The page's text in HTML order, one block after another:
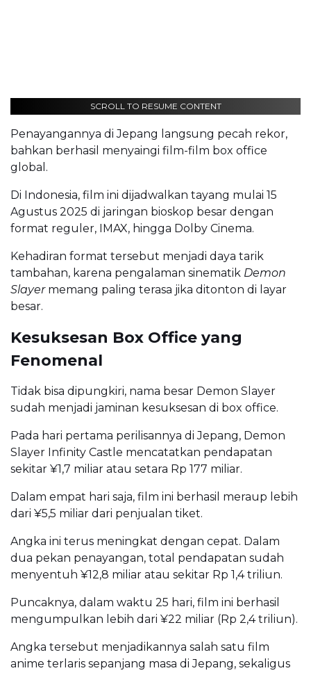
SCROLL TO RESUME CONTENT
Penayangannya di Jepang langsung pecah rekor,
bahkan berhasil menyaingi film-film box office
global.
Di Indonesia, film ini dijadwalkan tayang mulai 15
Agustus 2025 di jaringan bioskop besar dengan
format reguler, IMAX, hingga Dolby Cinema.
Kehadiran format tersebut menjadi daya tarik
tambahan, karena pengalaman sinematik Demon
Slayermemang paling terasa jika ditonton di layar
besar.
Kesuksesan Box Office yang
Fenomenal
Tidak bisa dipungkiri, nama besar Demon Slayer
sudah menjadi jaminan kesuksesan di box office.
Pada hari pertama perilisannya di Jepang, Demon
Slayer Infinity Castle mencatatkan pendapatan
sekitar ¥1,7 miliar atau setara Rp 177 miliar.
Dalam empat hari saja, film ini berhasil meraup lebih
dari ¥5,5 miliar dari penjualan tiket.
Angka ini terus meningkat dengan cepat. Dalam
dua pekan penayangan, total pendapatan sudah
menyentuh ¥12,8 miliar atau sekitar Rp 1,4 triliun.
Puncaknya, dalam waktu 25 hari, film ini berhasil
mengumpulkan lebih dari ¥22 miliar (Rp 2,4 triliun).
Angka tersebut menjadikannya salah satu film
anime terlaris sepanjang masa di Jepang, sekaligus